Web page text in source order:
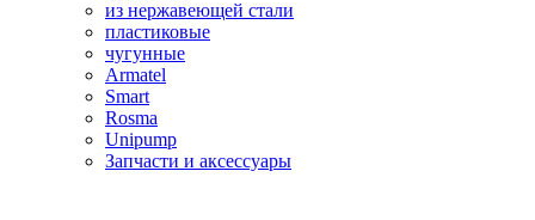
из нержавеющей стали
пластиковые
чугунные
Armatel
Smart
Rosma
Unipump
Запчасти и аксессуары